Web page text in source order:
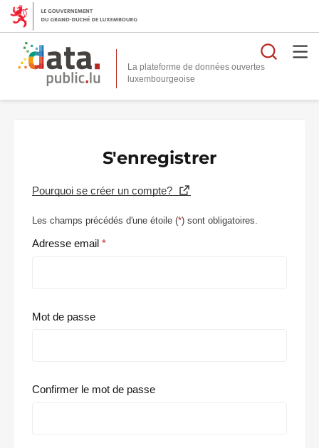
La plateforme de données ouvertes
S'enregistrer
Pourquoi se créer un compte?
Les champs précédés d'une étoile (*) sont obligatoires.
Adresse email
Mot de passe
Confirmer le mot de passe